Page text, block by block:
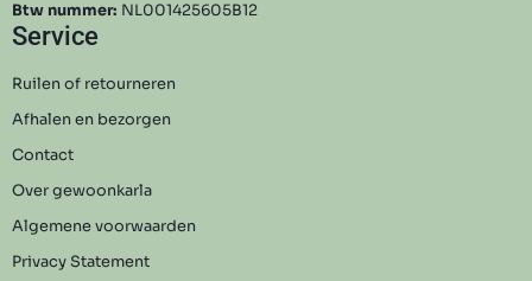
Btw nummer: NL001425605B12
Service
Ruilen of retourneren
Afhalen en bezorgen
Contact
Over gewoonkarla
Algemene voorwaarden
Privacy Statement